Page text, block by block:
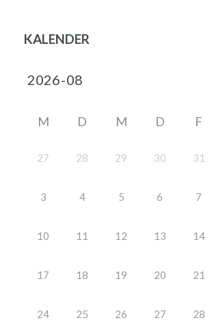
KALENDER
M D M D F
27 28 29 30 31
3 4 5 6 7
10 11 12 13 14
17 18 19 20 21
24 25 26 27 28